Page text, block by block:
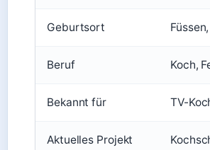
Geburtsort
Beruf Koch,
Bekannt für TV-
Aktuelles Projekt